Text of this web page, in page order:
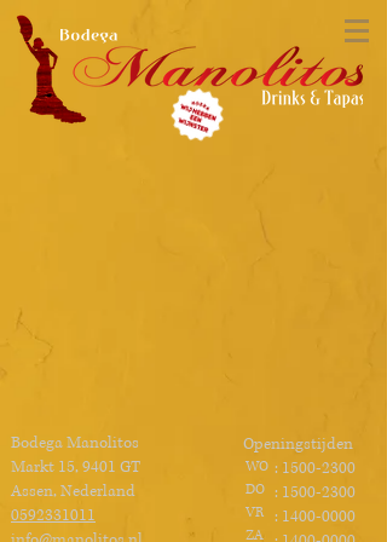
Bodega Manolitos
Markt 15, 9401 GT
Assen, Nederland
0592331011
Openingstijden
WO
DO
VR
ZA
: 1500-2300
: 1500-2300
: 1400-0000